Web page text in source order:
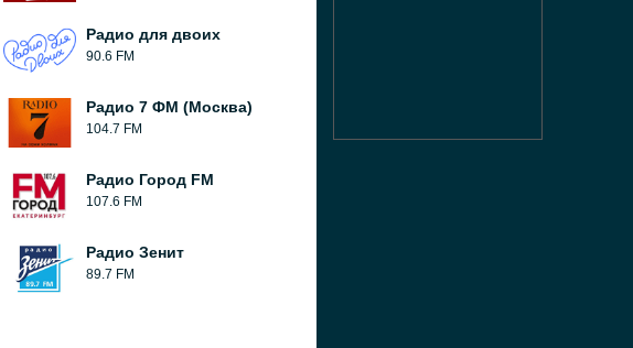
Радио для двоих
90.6 FM
Радио 7 ФМ (Москва)
104.7 FM
Радио Город FM
107.6 FM
Радио Зенит
89.7 FM